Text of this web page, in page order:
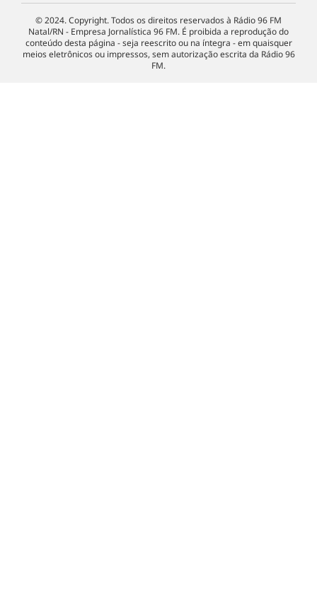
© 2024. Copyright. Todos os direitos reservados à Rádio 96 FM
Natal/RN - Empresa Jornalística 96 FM. É proibida a reprodução do
conteúdo desta página - seja reescrito ou na íntegra - em quaisquer
meios eletrônicos ou impressos, sem autorização escrita da Rádio 96
FM.